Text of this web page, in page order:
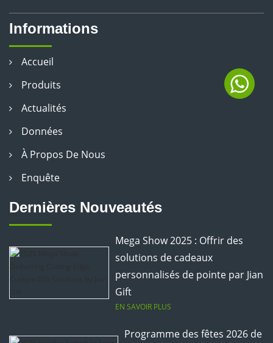
Informations
Accueil
Produits
Actualités
Données
À Propos De Nous
Enquête
Dernières Nouveautés
Mega Show 2025 : Offrir des
solutions de cadeaux
personnalisés de pointe par Jian
Gift
EN SAVOIR PLUS
Programme des fêtes 2026 de